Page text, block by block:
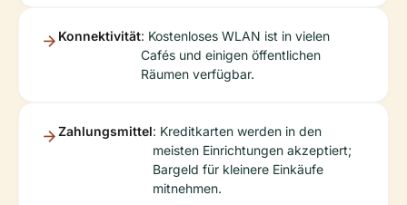
Konnektivität: Kostenloses WLAN ist in vielen
Cafés und einigen öffentlichen
Räumen verfügbar.
Zahlungsmittel: Kreditkarten werden in den
meisten Einrichtungen akzeptiert;
Bargeld für kleinere Einkäufe
mitnehmen.